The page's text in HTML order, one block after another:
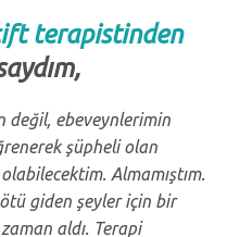
terapistinden
değil, ebeveynlerimin
şüpheli olan
Almamıştım.
giden şeyler için bir
aldı. Terapi